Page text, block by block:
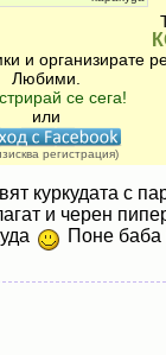
и организирате
Любими.
се сега!
или
регистрация)
куркудата с
и черен
Поне
Салата
Букет
Салати с
Салати със